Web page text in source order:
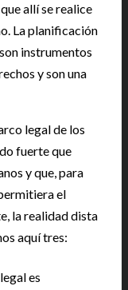
allí se realice
La planificación
instrumentos
y son una
legal de los
fuerte que
y que, para
el
la realidad dista
aquí tres:
es